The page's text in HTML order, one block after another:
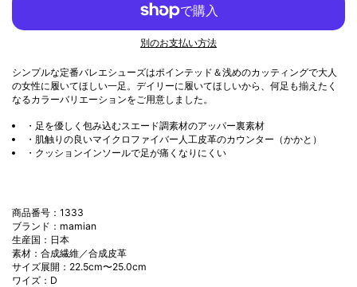
別のお支払い方法
シンプルな定番バレエシューズはポインテッド＆浅めのカッティングで大人
の女性に履いてほしい一足。デイリーに履いてほしいから、何足も揃えたく
なるカラーバリエーションをご用意しました。
・足を優しく包み込むスエード調素材のアッパー裏素材
・肌触りの良いマイクロファイバー人工皮革のカウンター（かかと）
・クッションインソールで足が痛くなりにくい
商品番号：1333
ブランド：mamian
生産国：日本
素材：合成繊維／合成皮革
サイズ展開：22.5cm〜25.0cm
ワイズ：D